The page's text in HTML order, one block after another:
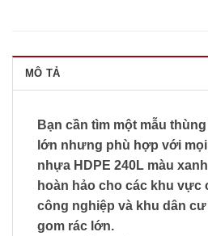
MÔ TẢ
Bạn cần tìm một mẫu
lớn nhưng phù hợp với
nhựa HDPE 240L màu
hoàn hảo cho các khu vực
công nghiệp và khu dân
gom rác lớn.